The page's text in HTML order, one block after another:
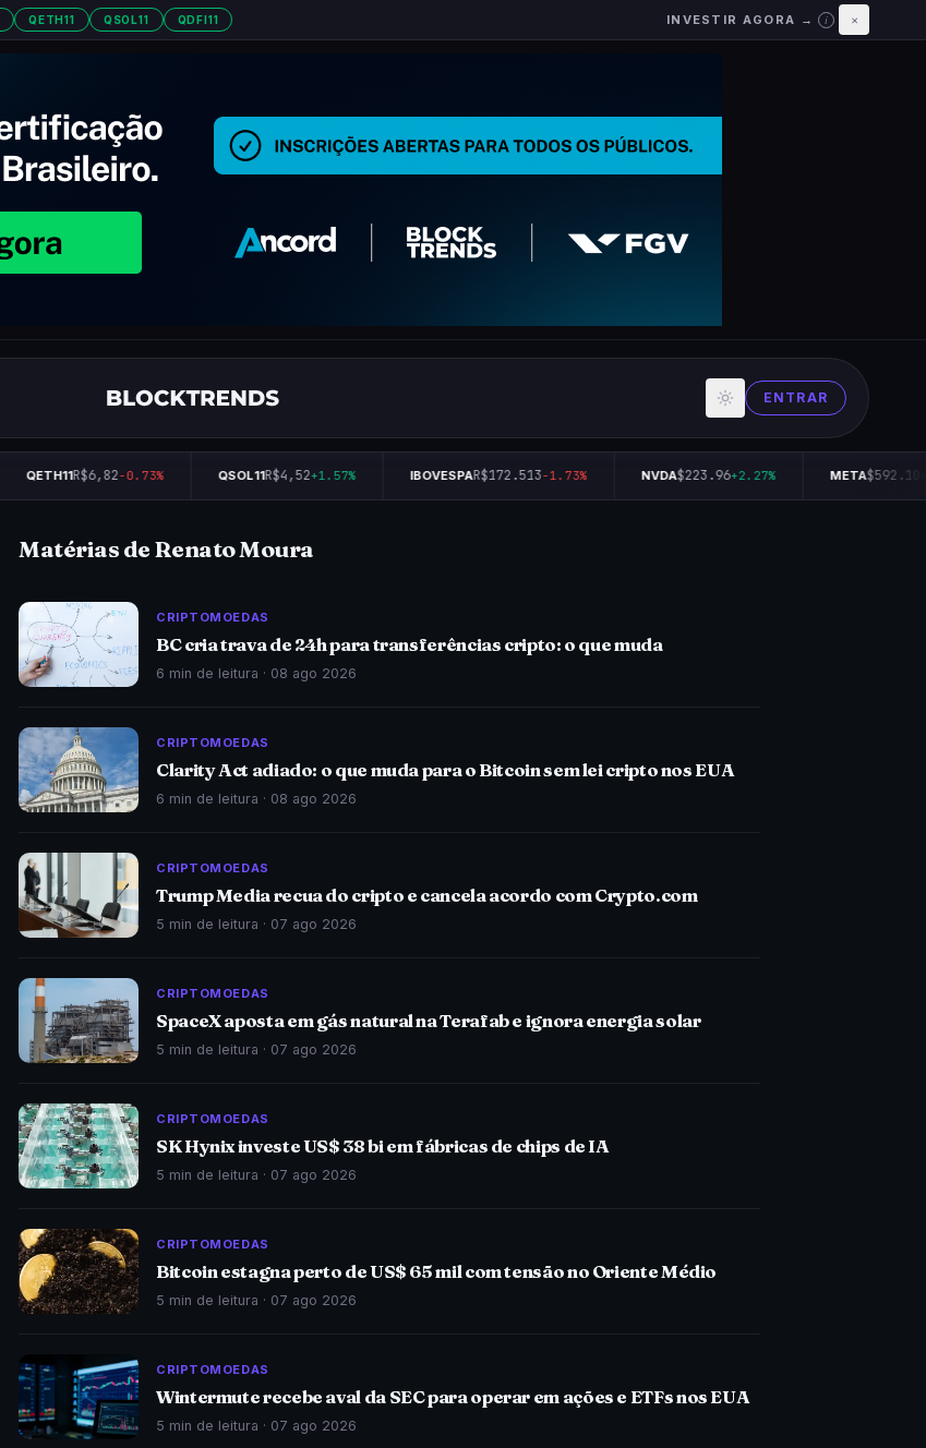
QETH11 QSOL11 QDFI11 INVESTIR AGORA → i ×
ENTRAR
QETH11R$6,82-0.73% QSOL11R$4,52+1.57% IBOVESPAR$172.513-1.73% NVDA$223.96+2.27% META$592.10
Matérias de Renato Moura
CRIPTOMOEDAS
BC cria trava de 24h para transferências cripto: o que muda
6 min de leitura · 08 ago 2026
CRIPTOMOEDAS
Clarity Act adiado: o que muda para o Bitcoin sem lei cripto nos EUA
6 min de leitura · 08 ago 2026
CRIPTOMOEDAS
Trump Media recua do cripto e cancela acordo com Crypto.com
5 min de leitura · 07 ago 2026
CRIPTOMOEDAS
SpaceX aposta em gás natural na Terafab e ignora energia solar
5 min de leitura · 07 ago 2026
CRIPTOMOEDAS
SK Hynix investe US$ 38 bi em fábricas de chips de IA
5 min de leitura · 07 ago 2026
CRIPTOMOEDAS
Bitcoin estagna perto de US$ 65 mil com tensão no Oriente Médio
5 min de leitura · 07 ago 2026
CRIPTOMOEDAS
Wintermute recebe aval da SEC para operar em ações e ETFs nos EUA
5 min de leitura · 07 ago 2026